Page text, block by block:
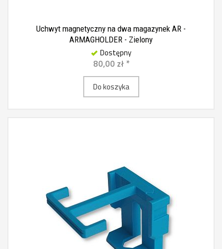
Uchwyt magnetyczny na dwa magazynek AR -
ARMAGHOLDER - Zielony
Dostępny
80,00 zł *
Do koszyka